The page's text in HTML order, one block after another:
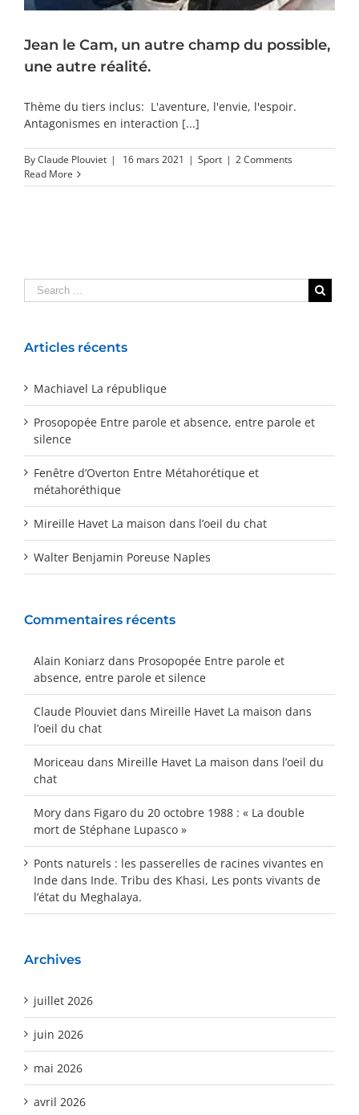
Jean le Cam, un autre champ du possible,
une autre réalité.
Thème du tiers inclus: L'aventure, l'envie, l'espoir.
Antagonismes en interaction [...]
ByClaude Plouviet | 16 mars 2021 | Sport | 2 Comments
Read More
Articles récents
Machiavel La république
Prosopopée Entre parole et absence, entre parole et
silence
Fenêtre d’Overton Entre Métahorétique et
métahoréthique
Mireille Havet La maison dans l’oeil du chat
Walter Benjamin Poreuse Naples
Commentaires récents
Alain Koniarz dans Prosopopée Entre parole et
absence, entre parole et silence
Claude Plouviet dans Mireille Havet La maison dans
l’oeil du chat
Moriceau dans Mireille Havet La maison dans l’oeil du
chat
Mory dans Figaro du 20 octobre 1988 : « La double
mort de Stéphane Lupasco »
Ponts naturels : les passerelles de racines vivantes en
Inde dans Inde. Tribu des Khasi, Les ponts vivants de
l’état du Meghalaya.
Archives
juillet 2026
juin 2026
mai 2026
avril 2026